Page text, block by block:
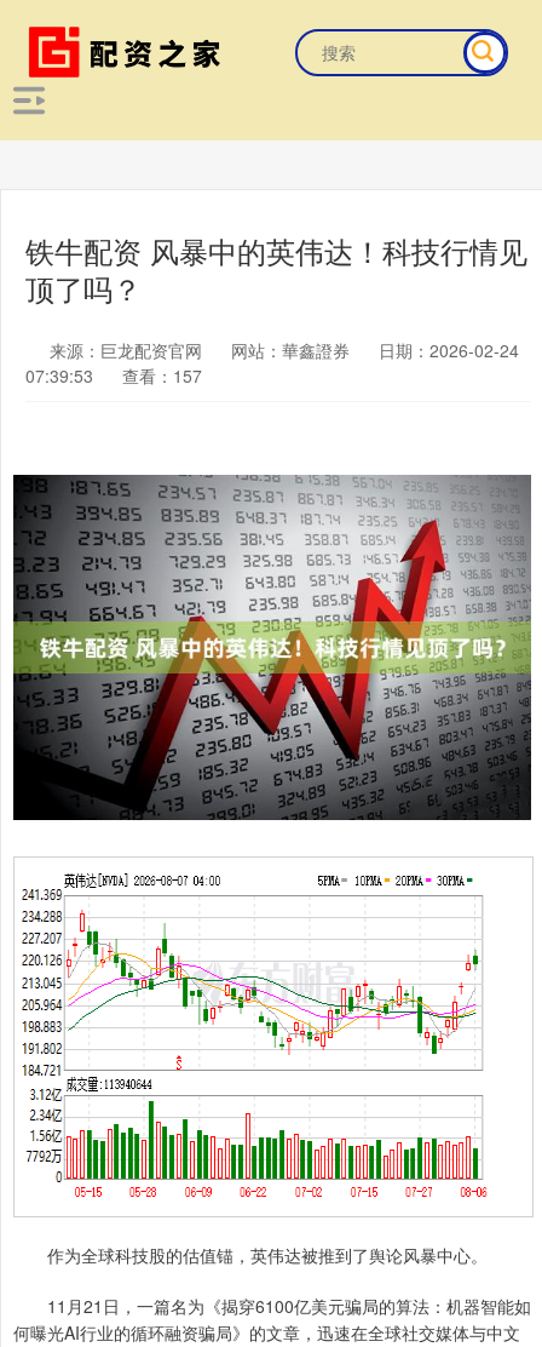
铁牛配资 风暴中的英伟达！科技行情见
顶了吗？
来源：巨龙配资官网 网站：華鑫證券
日期：2026-02-24
07:39:53
查看：157
作为全球科技股的估值锚，英伟达被推到了舆论风暴中心。
11月21日，一篇名为《揭穿6100亿美元骗局的算法：机器智能如
何曝光AI行业的循环融资骗局》的文章，迅速在全球社交媒体与中文